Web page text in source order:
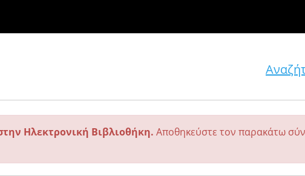
Ηλεκτρονική Βιβλιοθήκη. Αποθηκεύστε τον παρακάτω